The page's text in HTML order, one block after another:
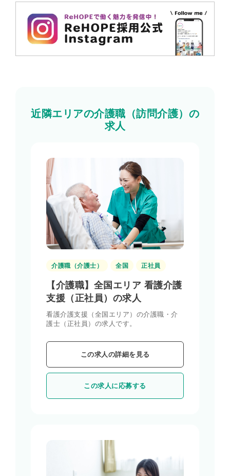
近隣エリアの介護職（訪問介護）の
求人
介護職（介護士） 全国 正社員
【介護職】全国エリア 看護介護
支援（正社員）の求人
看護介護支援（全国エリア）の介護職・介
護士（正社員）の求人です。
この求人の詳細を見る
この求人に応募する